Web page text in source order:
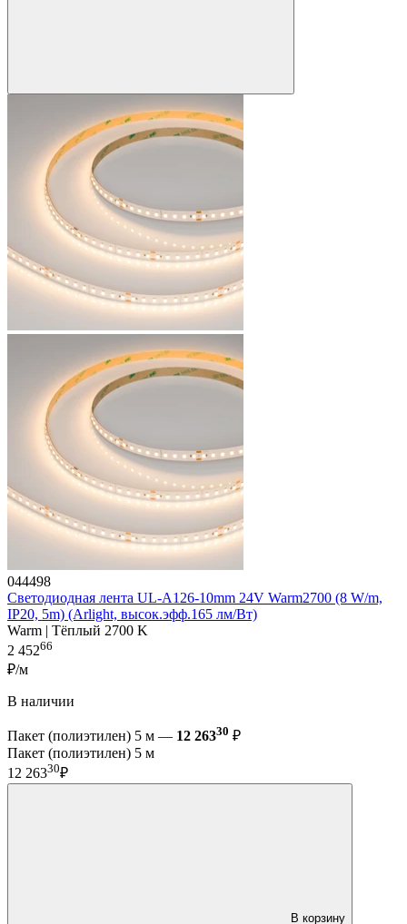
044498
Светодиодная лента UL-A126-10mm 24V Warm2700 (8 W/m,
IP20, 5m) (Arlight, высок.эфф.165 лм/Вт)
Warm | Тёплый 2700 K
2 45266
₽/м
В наличии
Пакет (полиэтилен) 5 м — 12 26330 ₽
Пакет (полиэтилен) 5 м
12 26330₽
В корзину